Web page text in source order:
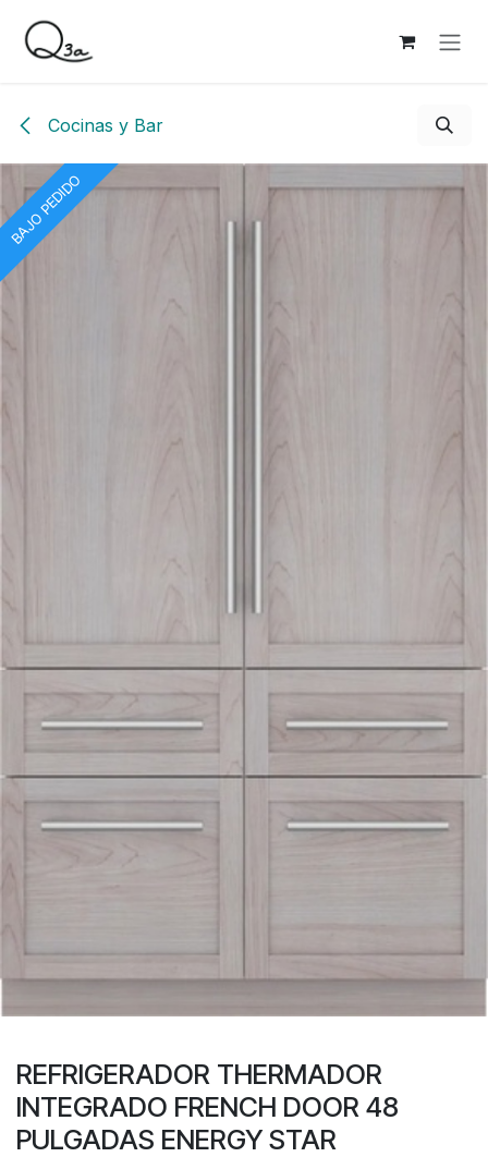
Cocinas y Bar
BAJO PEDIDO
REFRIGERADOR THERMADOR
INTEGRADO FRENCH DOOR 48
PULGADAS ENERGY STAR